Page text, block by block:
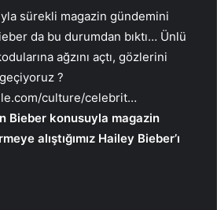
sürekli magazin gündemini
da bu durumdan bıktı… Ünlü
ağzını açtı, gözlerini
?
culture/celebrit…
Bieber konusuyla magazin
alıştığımız Hailey Bieber’ı